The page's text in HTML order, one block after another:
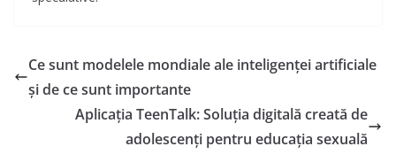
Ce sunt modelele mondiale ale inteligenței artificiale
și de ce sunt importante
Aplicația TeenTalk: Soluția digitală creată de
adolescenți pentru educația sexuală